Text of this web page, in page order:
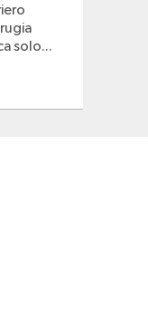
solo...